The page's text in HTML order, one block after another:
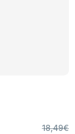
18,49€